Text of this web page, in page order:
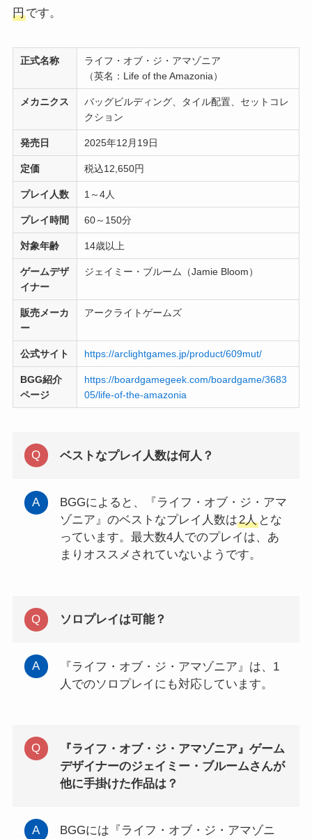
円です。
正式名称
ライフ・オブ・ジ・アマゾニア
（英名：Life of the Amazonia）
メカニクス
バッグビルディング、タイル配置、セットコレ
クション
発売日 2025年12月19日
定価 税込12,650円
プレイ人数 1～4人
プレイ時間 60～150分
対象年齢 14歳以上
ゲームデザ
イナー
ジェイミー・ブルーム（Jamie Bloom）
販売メーカ
ー
アークライトゲームズ
公式サイト https://arclightgames.jp/product/609mut/
BGG紹介
ページ
https://boardgamegeek.com/boardgame/3683
05/life-of-the-amazonia
ベストなプレイ人数は何人？
BGGによると、『ライフ・オブ・ジ・アマ
ゾニア』のベストなプレイ人数は2人 とな
っています。最大数4人でのプレイは、あ
まりオススメされていないようです。
ソロプレイは可能？
『ライフ・オブ・ジ・アマゾニア』は、1
人でのソロプレイにも対応しています。
『ライフ・オブ・ジ・アマゾニア』ゲーム
デザイナーのジェイミー・ブルームさんが
他に手掛けた作品は？
BGGには『ライフ・オブ・ジ・アマゾニ